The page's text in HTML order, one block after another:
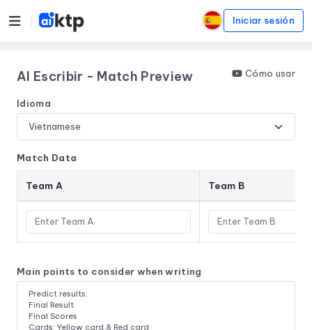
Iniciar sesión
AI Escribir - Match Preview Cómo usar
Idioma
Match Data
Team A Team B
Main points to consider when writing